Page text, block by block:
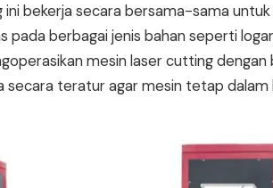
bekerja secara bersama-sama untuk
berbagai jenis bahan seperti
mesin laser cutting dengan
teratur agar mesin tetap dalam